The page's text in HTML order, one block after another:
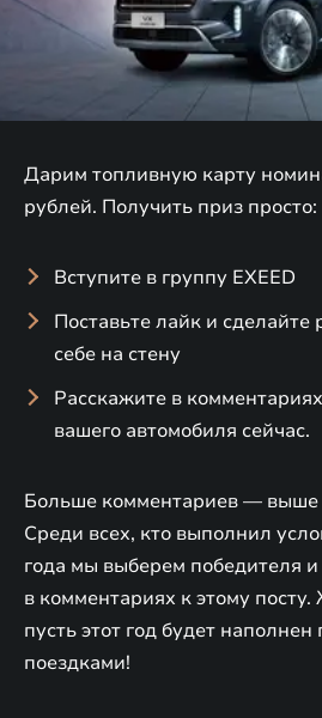
Дарим топливную карту
рублей. Получить приз просто:
Вступите в группу EXEED
Поставьте лайк и сделайте
себе на стену
Расскажите в
вашего автомобиля сейчас.
Больше комментариев — выше
Среди всех, кто выполнил
года мы выберем победителя
в комментариях к этому
пусть этот год будет
поездками!